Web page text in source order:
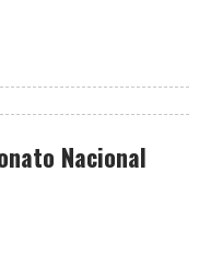
Nacional